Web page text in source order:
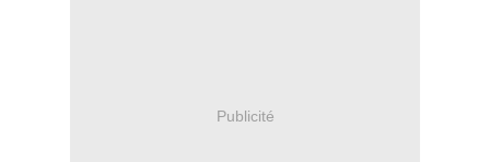
Publicité